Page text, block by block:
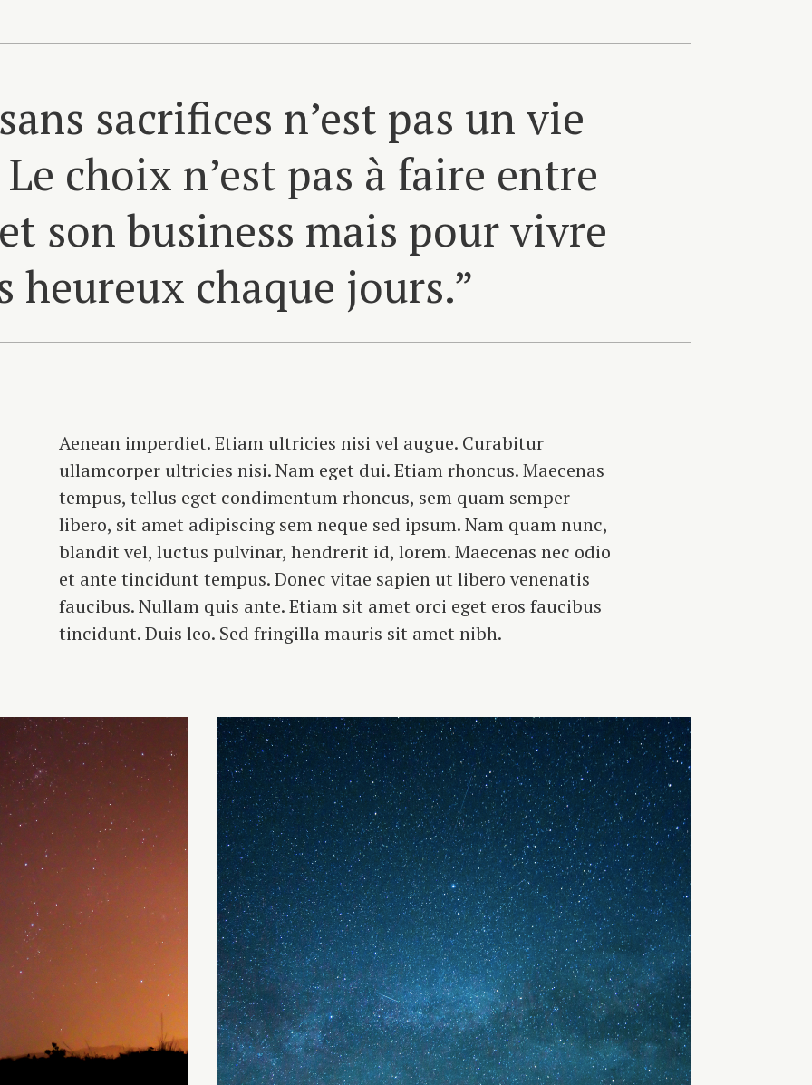
sacrifices n’est pas un vie
choix n’est pas à faire entre
son business mais pour vivre
heureux chaque jours.”
Aenean imperdiet. Etiam ultricies nisi vel augue. Curabitur
ullamcorper ultricies nisi. Nam eget dui. Etiam rhoncus. Maecenas
tempus, tellus eget condimentum rhoncus, sem quam semper
libero, sit amet adipiscing sem neque sed ipsum. Nam quam nunc,
blandit vel, luctus pulvinar, hendrerit id, lorem. Maecenas nec odio
et ante tincidunt tempus. Donec vitae sapien ut libero venenatis
faucibus. Nullam quis ante. Etiam sit amet orci eget eros faucibus
tincidunt. Duis leo. Sed fringilla mauris sit amet nibh.